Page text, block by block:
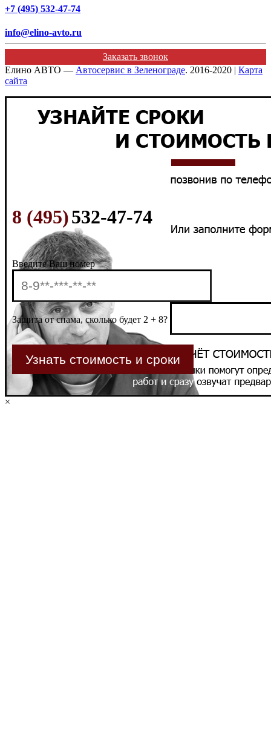
+7 (495) 532-47-74
info@elino-avto.ru
Заказать звонок
Елино АВТО — Автосервис в Зеленограде. 2016-2020 | Карта
сайта
8 (495)532-47-74
Введите Ваш номер
Защита от спама, сколько будет 2 + 8?
×